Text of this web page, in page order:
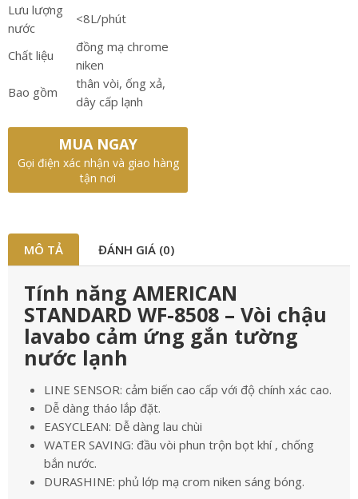
Lưu lượng
nước
<8L/phút
Chất liệu
đồng mạ chrome
niken
Bao gồm
thân vòi, ống xả,
dây cấp lạnh
MUA NGAY
Gọi điện xác nhận và giao hàng
tận nơi
MÔ TẢ ĐÁNH GIÁ (0)
Tính năng AMERICAN
STANDARD WF-8508 – Vòi chậu
lavabo cảm ứng gắn tường
nước lạnh
LINE SENSOR: cảm biến cao cấp với độ chính xác cao.
Dễ dàng tháo lắp đặt.
EASYCLEAN: Dễ dàng lau chùi
WATER SAVING: đầu vòi phun trộn bọt khí , chống
bắn nước.
DURASHINE: phủ lớp mạ crom niken sáng bóng.